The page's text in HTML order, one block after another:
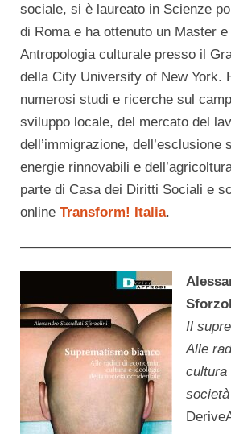
sociale, si è laureato in Scienze
di Roma e ha ottenuto un Master
Antropologia culturale presso il
della City University of New York.
numerosi studi e ricerche sul
sviluppo locale, del mercato del
dell’immigrazione, dell’esclusione
energie rinnovabili e
parte di Casa dei Diritti Sociali e
online Transform! Italia.
Il
Alle
cultura